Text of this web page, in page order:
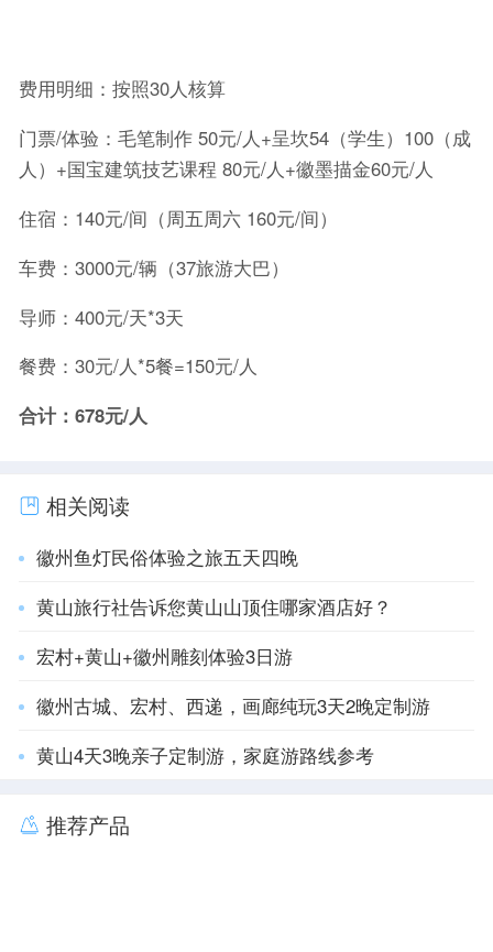
费用明细：按照30人核算
门票/体验：毛笔制作 50元/人+呈坎54（学生）100（成
人）+国宝建筑技艺课程 80元/人+徽墨描金60元/人
住宿：140元/间（周五周六 160元/间）
车费：3000元/辆（37旅游大巴）
导师：400元/天*3天
餐费：30元/人*5餐=150元/人
合计：678元/人
相关阅读
徽州鱼灯民俗体验之旅五天四晚
黄山旅行社告诉您黄山山顶住哪家酒店好？
宏村+黄山+徽州雕刻体验3日游
徽州古城、宏村、西递，画廊纯玩3天2晚定制游
黄山4天3晚亲子定制游，家庭游路线参考
推荐产品